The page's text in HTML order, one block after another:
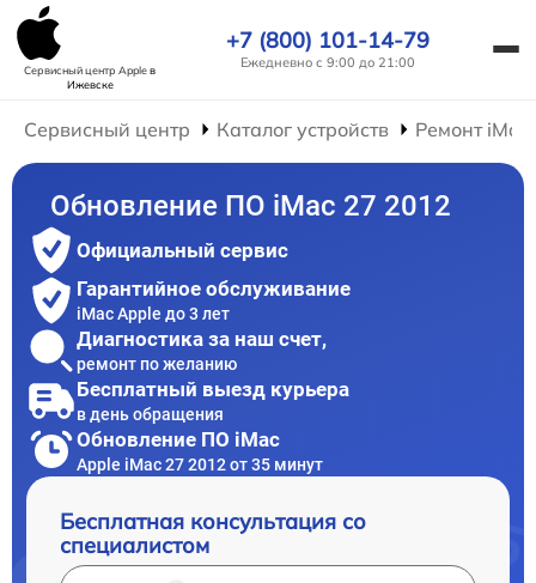
Сервисный центр Appleв
Ижевске
+7 (800) 101-14-79
Ежедневно с 9:00 до 21:00
Сервисный центр Каталог устройств Ремонт iMac
Обновление ПО iMac 27 2012
Официальный сервис
Гарантийное обслуживание
iMac Apple до 3 лет
Диагностика за наш счет,
ремонт по желанию
Бесплатный выезд курьера
в день обращения
Обновление ПО iMac
Apple iMac 27 2012 от 35 минут
Бесплатная консультация со
специалистом